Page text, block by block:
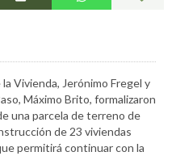
Vivienda, Jerónimo Fregel y
Máximo Brito, formalizaron
una parcela de terreno de
de 23 viviendas
permitirá continuar con la